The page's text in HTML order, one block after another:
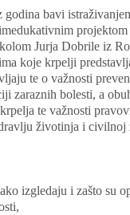
bavi
Jurja Dobrile iz
koje krpelji
te o važnosti
zaraznih bolesti, a
te važnosti
životinja i civilnoj
izgledaju i zašto su